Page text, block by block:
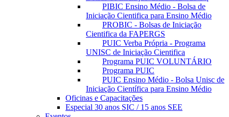
PIBIC Ensino Médio - Bolsa de
Iniciação Cientifica para Ensino Médio
PROBIC - Bolsas de Iniciação
Cientifica da FAPERGS
PUIC Verba Própria - Programa
UNISC de Iniciação Cientifica
Programa PUIC VOLUNTÁRIO
Programa PUIC
PUIC Ensino Médio - Bolsa Unisc de
Iniciação Científica para Ensino Médio
Oficinas e Capacitações
Especial 30 anos SIC / 15 anos SEE